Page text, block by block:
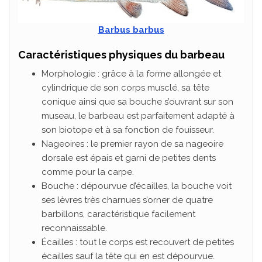
Barbus barbus
Caractéristiques physiques du barbeau
Morphologie : grâce à la forme allongée et
cylindrique de son corps musclé, sa tête
conique ainsi que sa bouche s’ouvrant sur son
museau, le barbeau est parfaitement adapté à
son biotope et à sa fonction de fouisseur.
Nageoires : le premier rayon de sa nageoire
dorsale est épais et garni de petites dents
comme pour la carpe.
Bouche : dépourvue d’écailles, la bouche voit
ses lèvres très charnues s’orner de quatre
barbillons, caractéristique facilement
reconnaissable.
Écailles : tout le corps est recouvert de petites
écailles sauf la tête qui en est dépourvue.